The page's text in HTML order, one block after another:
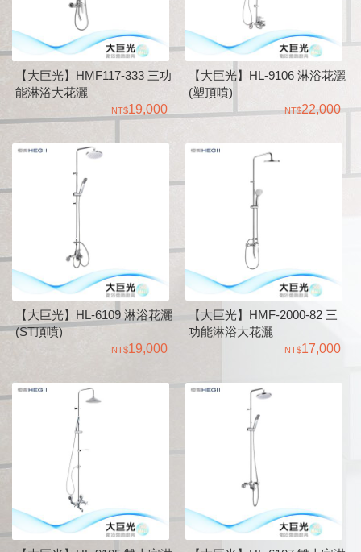
【大巨光】HMF117-333 三功
能淋浴大花灑
19,000
【大巨光】HL-9106 淋浴花灑
(塑頂噴)
22,000
【大巨光】HL-6109 淋浴花灑
(ST頂噴)
19,000
【大巨光】HMF-2000-82 三
功能淋浴大花灑
17,000